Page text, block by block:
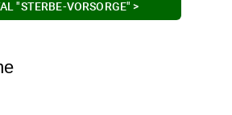
"STERBE-VORSORGE" >